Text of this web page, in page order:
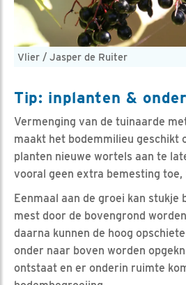
Vlier / Jasper de Ruiter
Tip: inplanten &
Vermenging van de tuinaarde
maakt het bodemmilieu geschikt
planten nieuwe wortels aan te
vooral geen extra bemesting
Eenmaal aan de groei kan stukje
mest door de bovengrond
daarna kunnen de hoog
onder naar boven worden
ontstaat en er onderin ruimte